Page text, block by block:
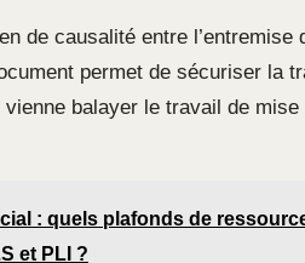
de causalité entre l’entremise
permet de sécuriser la
vienne balayer le travail de
: quels plafonds de
et PLI ?